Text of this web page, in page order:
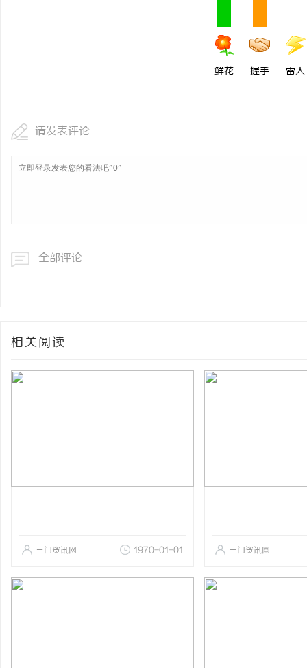
鲜花 握手 雷人
请发表评论
全部评论
相关阅读
三门资讯网 1970-01-01 三门资讯网